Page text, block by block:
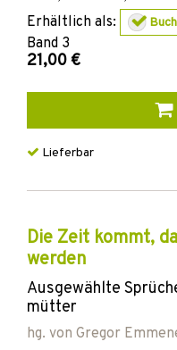
Erhältlich als: Buch
Band 3
21,00 €
Lieferbar
Die Zeit kommt,
werden
Ausgewählte
mütter
hg. von Gregor